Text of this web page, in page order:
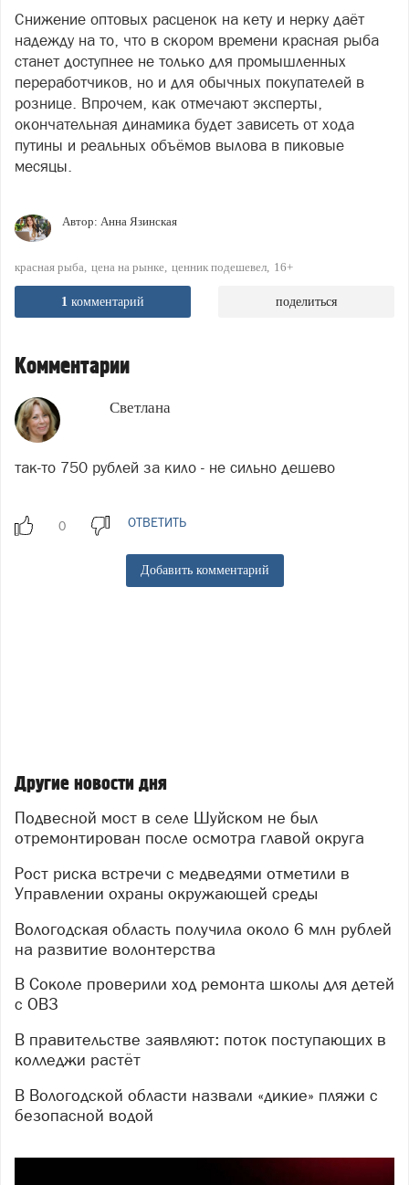
Снижение оптовых расценок на кету и нерку даёт
надежду на то, что в скором времени красная рыба
станет доступнее не только для промышленных
переработчиков, но и для обычных покупателей в
рознице. Впрочем, как отмечают эксперты,
окончательная динамика будет зависеть от хода
путины и реальных объёмов вылова в пиковые
месяцы.
Автор: Анна Язинская
красная рыба цена на рынке ценник подешевел 16+
1 комментарий поделиться
Комментарии
Светлана
так-то 750 рублей за кило - не сильно дешево
ОТВЕТИТЬ
Добавить комментарий
Другие новости дня
Подвесной мост в селе Шуйском не был
отремонтирован после осмотра главой округа
Рост риска встречи с медведями отметили в
Управлении охраны окружающей среды
Вологодская область получила около 6 млн рублей
на развитие волонтерства
В Соколе проверили ход ремонта школы для детей
с ОВЗ
В правительстве заявляют: поток поступающих в
колледжи растёт
В Вологодской области назвали «дикие» пляжи с
безопасной водой